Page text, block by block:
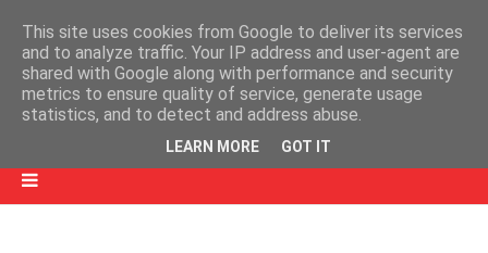
This site uses cookies from Google to deliver its services
and to analyze traffic. Your IP address and user-agent are
shared with Google along with performance and security
metrics to ensure quality of service, generate usage
statistics, and to detect and address abuse.
LEARN MORE GOT IT